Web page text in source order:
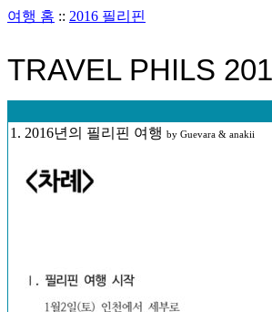
여행 홈 :: 2016 필리핀
TRAVEL PHILS
1. 2016년의 필리핀 여행 by Guevara & anakii